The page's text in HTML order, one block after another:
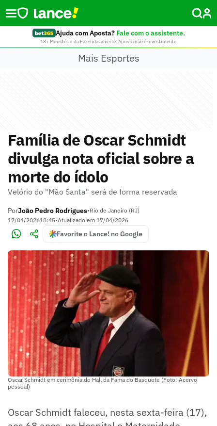
Ajuda com Aposta? Fale com o assistente.
18+ Ministério da Fazenda adverte: Aposta não é investimento
Mais Esportes
Família de Oscar Schmidt
divulga nota oficial sobre a
morte do ídolo
Velório do "Mão Santa" será de forma reservada
PorJoão Pedro Rodrigues•Rio de Janeiro (RJ)
17/04/202618:45•Atualizado em 17/04/2026
Favorite o Lance! no Google
Oscar Schmidt em cerimônia do Hall da Fama do Basquete (Foto: Acervo
pessoal)
Oscar Schmidt faleceu, nesta sexta-feira (17),